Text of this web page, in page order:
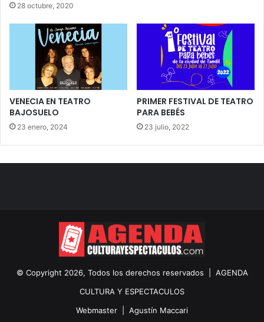
28 octubre, 2020
VENECIA EN TEATRO
BAJOSUELO
23 enero, 2024
PRIMER FESTIVAL DE TEATRO
PARA BEBÉS
23 julio, 2022
© Copyright 2026, Todos los derechos reservados | AGENDA
CULTURA Y ESPECTACULOS
Webmaster | Agustín Maccari